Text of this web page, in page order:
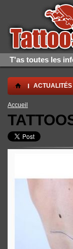
Aller au contenu
Skip to navigation
T'as toutes les
. ACTUALITÉS
Vous êtes ici
Accueil